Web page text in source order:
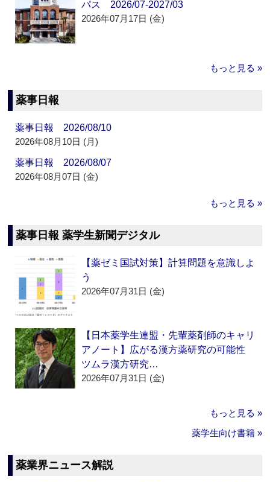
パス 2026/07-2027/03
2026年07月17日 (金)
もっと見る »
薬事日報
薬事日報 2026/08/10
2026年08月10日 (月)
薬事日報 2026/08/07
2026年08月07日 (金)
もっと見る »
薬事日報 薬学生新聞デジタル
【薬ゼミ国試対策】計算問題を意識しよ
う
2026年07月31日 (金)
【日本薬学生連盟・先輩薬剤師のキャリ
アノート】広がる漢方薬研究の可能性
ツムラ漢方研究…
2026年07月31日 (金)
もっと見る »
薬学生向け書籍 »
薬業界ニュース解説